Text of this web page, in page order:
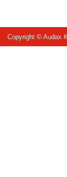
Copyright © Audax